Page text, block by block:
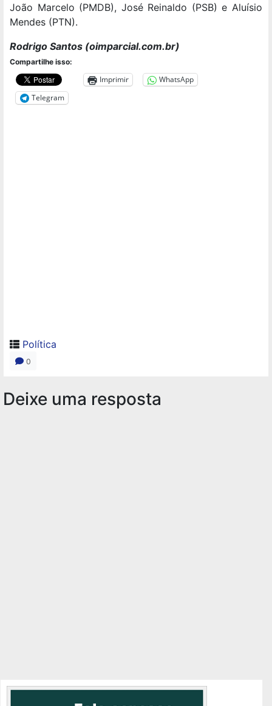
João Marcelo (PMDB), José Reinaldo (PSB) e Aluísio
Mendes (PTN).
Rodrigo Santos (oimparcial.com.br)
Compartilhe isso:
Imprimir
WhatsApp
Telegram
Política
0
Deixe uma resposta